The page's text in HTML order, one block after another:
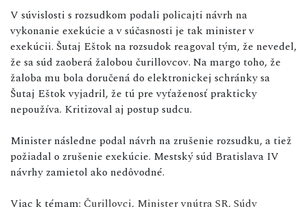
V súvislosti s rozsudkom podali policajti návrh na
vykonanie exekúcie a v súčasnosti je tak minister v
exekúcii. Šutaj Eštok na rozsudok reagoval tým, že nevedel,
že sa súd zaoberá žalobou čurillovcov. Na margo toho, že
žaloba mu bola doručená do elektronickej schránky sa
Šutaj Eštok vyjadril, že tú pre vyťaženosť prakticky
nepoužíva. Kritizoval aj postup sudcu.
Minister následne podal návrh na zrušenie rozsudku, a tiež
požiadal o zrušenie exekúcie. Mestský súd Bratislava IV
návrhy zamietol ako nedôvodné.
Viac k témam: Čurillovci, Minister vnútra SR, Súdy